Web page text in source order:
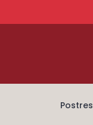
Postres